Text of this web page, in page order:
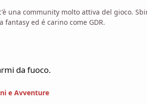
ed é carino come GDR.
da fuoco.
e Avventure